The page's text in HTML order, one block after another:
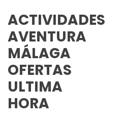
ACTIVIDADES
AVENTURA
MÁLAGA
OFERTAS
ULTIMA
HORA